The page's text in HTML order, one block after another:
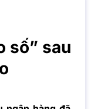
số” sau